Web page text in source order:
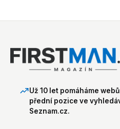
Už 10 let pomáháme
přední pozice ve
Seznam.cz.